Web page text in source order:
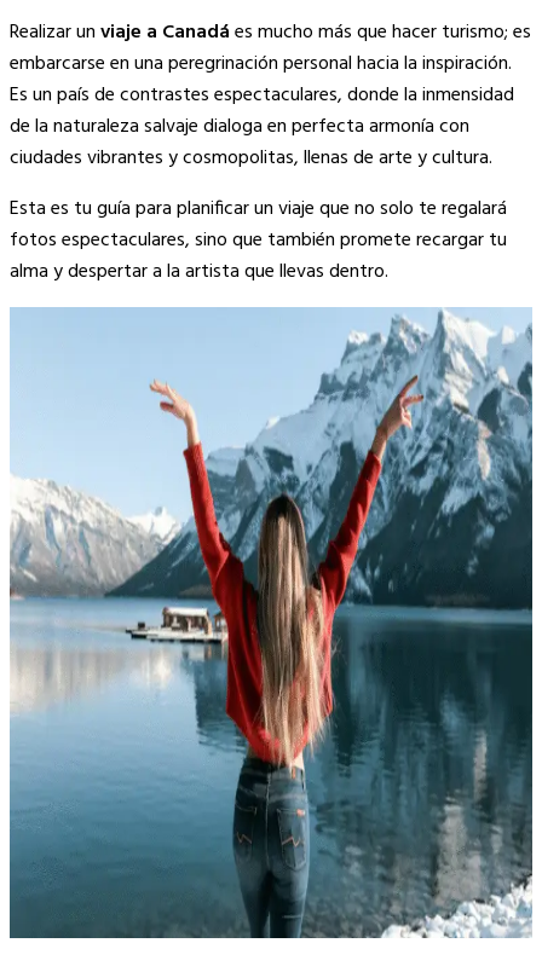
Realizar unviaje a Canadáes mucho más que hacer turismo; es
embarcarse en una peregrinación personal hacia la inspiración.
Es un país de contrastes espectaculares, donde la inmensidad
de la naturaleza salvaje dialoga en perfecta armonía con
ciudades vibrantes y cosmopolitas, llenas de arte y cultura.
Esta es tu guía para planificar un viaje que no solo te regalará
fotos espectaculares, sino que también promete recargar tu
alma y despertar a la artista que llevas dentro.